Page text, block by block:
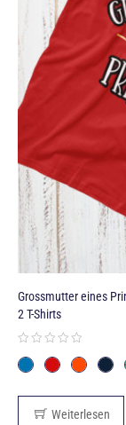
Grossmutter eines
2 T-Shirts
Weiterlesen